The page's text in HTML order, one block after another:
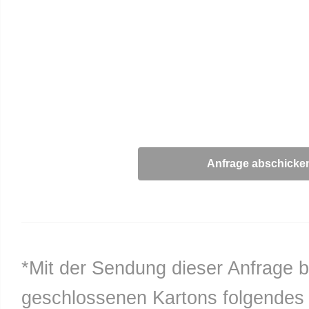
*Mit der Sendung dieser Anfrage
geschlossenen Kartons